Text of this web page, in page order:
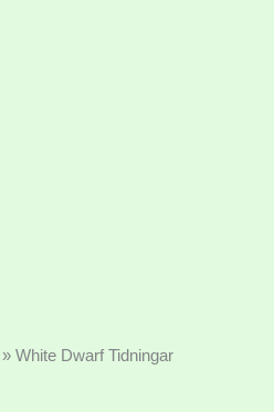
» White Dwarf Tidningar